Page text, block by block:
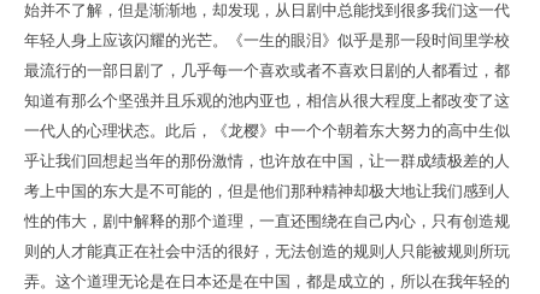
始并不了解，但是渐渐地，却发现，从日剧中总能找到很多我们这一代
年轻人身上应该闪耀的光芒。《一生的眼泪》似乎是那一段时间里学校
最流行的一部日剧了，几乎每一个喜欢或者不喜欢日剧的人都看过，都
知道有那么个坚强并且乐观的池内亚也，相信从很大程度上都改变了这
一代人的心理状态。此后，《龙樱》中一个个朝着东大努力的高中生似
乎让我们回想起当年的那份激情，也许放在中国，让一群成绩极差的人
考上中国的东大是不可能的，但是他们那种精神却极大地让我们感到人
性的伟大，剧中解释的那个道理，一直还围绕在自己内心，只有创造规
则的人才能真正在社会中活的很好，无法创造的规则人只能被规则所玩
弄。这个道理无论是在日本还是在中国，都是成立的，所以在我年轻的